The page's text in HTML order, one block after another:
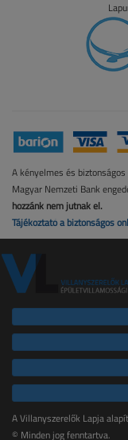
A kényelmes és
Magyar Nemzeti Bank
hozzánk nem jutnak el.
Tájékoztató a biztonságos
A Villanyszerelők Lapja
© Minden jog fenntartva.